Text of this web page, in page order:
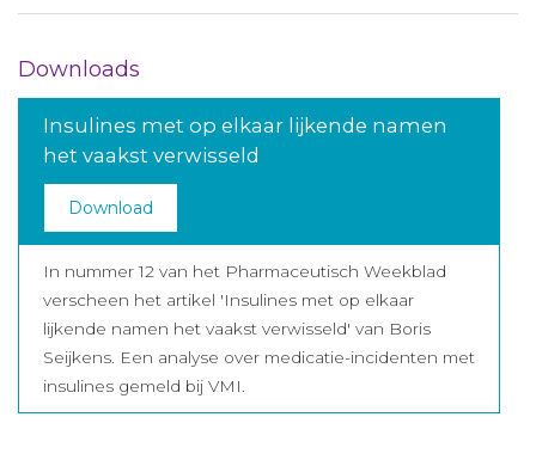
Downloads
Insulines met op elkaar lijkende namen
het vaakst verwisseld
Download
In nummer 12 van het Pharmaceutisch Weekblad
verscheen het artikel 'Insulines met op elkaar
lijkende namen het vaakst verwisseld' van Boris
Seijkens. Een analyse over medicatie-incidenten met
insulines gemeld bij VMI.